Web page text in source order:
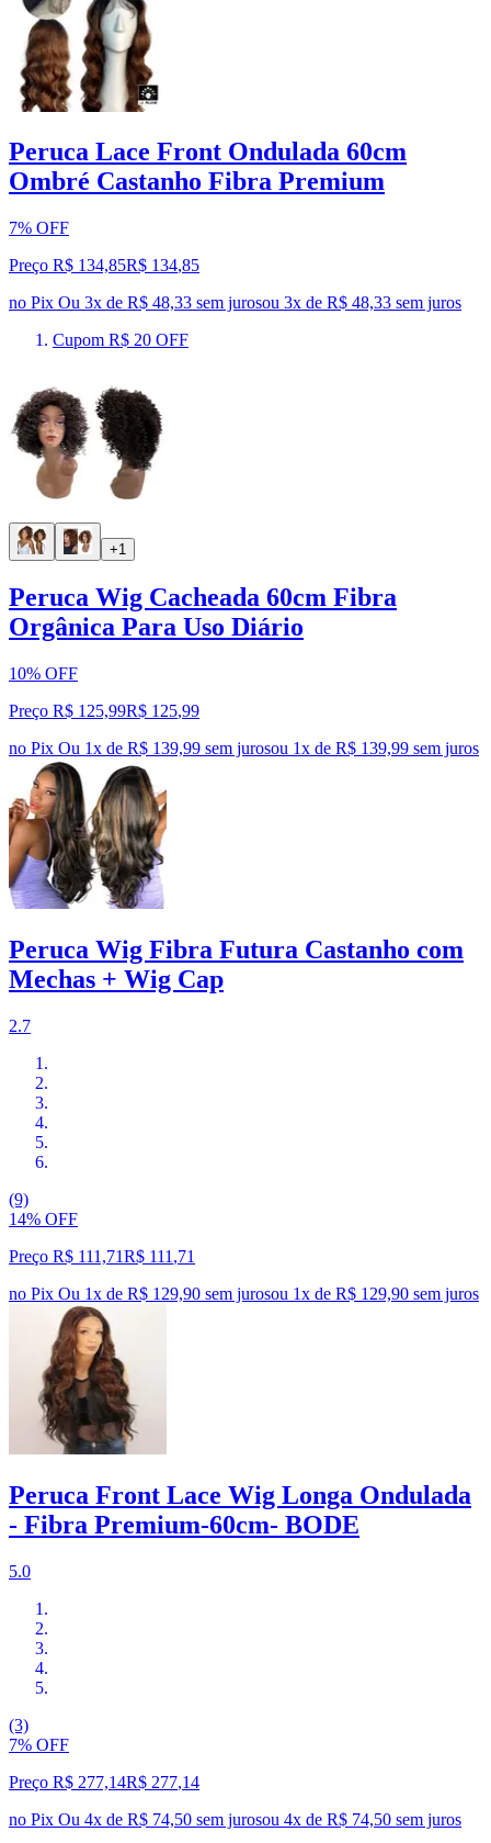
Peruca Lace Front Ondulada 60cm
Ombré Castanho Fibra Premium
7% OFF
Preço R$ 134,85R$ 134,85
no Pix Ou 3x de R$ 48,33 sem jurosou 3x de R$ 48,33 sem juros
Cupom R$ 20 OFF
+1
Peruca Wig Cacheada 60cm Fibra
Orgânica Para Uso Diário
10% OFF
Preço R$ 125,99R$ 125,99
no Pix Ou 1x de R$ 139,99 sem jurosou 1x de R$ 139,99 sem juros
Peruca Wig Fibra Futura Castanho com
Mechas + Wig Cap
2.7
(9)
14% OFF
Preço R$ 111,71R$ 111 ,71
no Pix Ou 1x de R$ 129,90 sem jurosou 1x de R$ 129,90 sem juros
Peruca Front Lace Wig Longa Ondulada
- Fibra Premium-60cm- BODE
5.0
(3)
7% OFF
Preço R$ 277,14R$ 277,14
no Pix Ou 4x de R$ 74,50 sem jurosou 4x de R$ 74,50 sem juros